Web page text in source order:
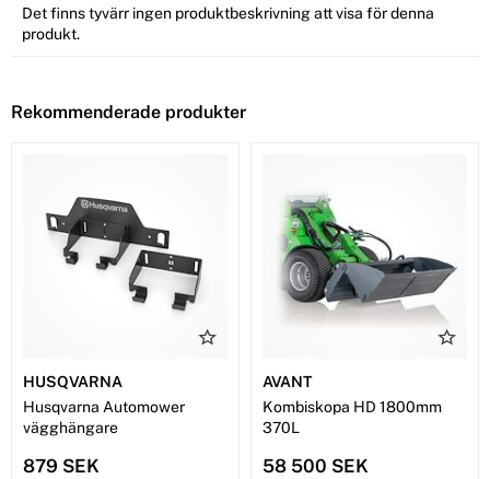
Det finns tyvärr ingen produktbeskrivning att visa för denna
produkt.
Rekommenderade produkter
HUSQVARNA
Husqvarna Automower
vägghängare
879 SEK
AVANT
Kombiskopa HD 1800mm
370L
58 500 SEK